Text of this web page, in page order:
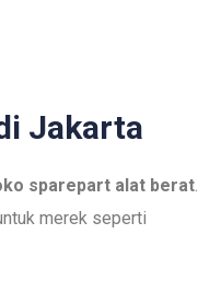
Jakarta
sparepart alat berat.
merek seperti